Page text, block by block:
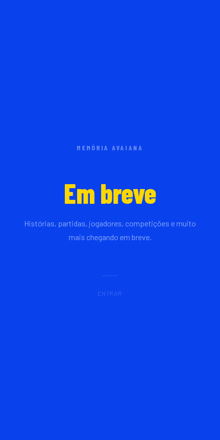
MEMÓRIA AVAIANA
Em breve
Histórias, partidas, jogadores, competições e muito
mais chegando em breve.
ENTRAR